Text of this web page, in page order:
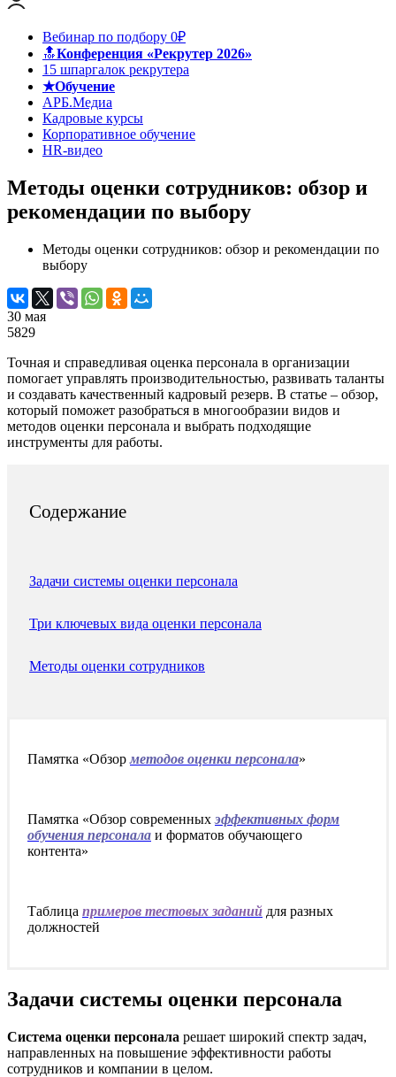
Вебинар по подбору 0₽
🔝Конференция «Рекрутер 2026»
15 шпаргалок рекрутера
★Обучение
АРБ.Медиа
Кадровые курсы
Корпоративное обучение
HR-видео
Методы оценки сотрудников: обзор и
рекомендации по выбору
Методы оценки сотрудников: обзор и рекомендации по
выбору
30 мая
5829
Точная и справедливая оценка персонала в организации
помогает управлять производительностью, развивать таланты
и создавать качественный кадровый резерв. В статье – обзор,
который поможет разобраться в многообразии видов и
методов оценки персонала и выбрать подходящие
инструменты для работы.
Содержание
Задачи системы оценки персонала
Три ключевых вида оценки персонала
Методы оценки сотрудников
Памятка «Обзорметодов оценки персонала»
Памятка «Обзор современныхэффективных форм
обучения персонала и форматов обучающего
контента»
Таблица примеров тестовых заданий для разных
должностей
Задачи системы оценки персонала
Система оценки персонала решает широкий спектр задач,
направленных на повышение эффективности работы
сотрудников и компании в целом.